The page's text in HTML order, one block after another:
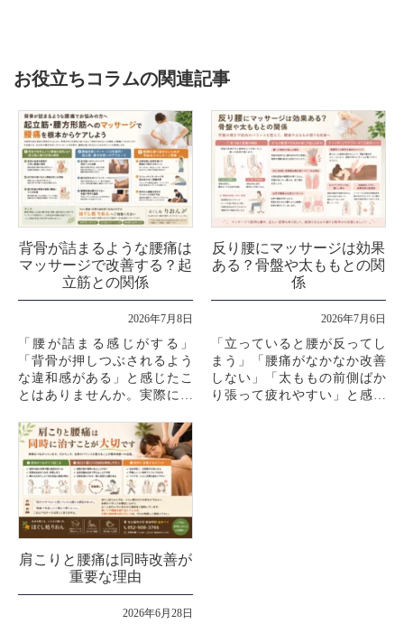
お役立ちコラムの関連記事
背骨が詰まるような腰痛は
マッサージで改善する？起
立筋との関係
2026年7月8日
「腰が詰まる感じがする」
「背骨が押しつぶされるよう
な違和感がある」と感じたこ
とはありませんか。実際には
ケースは多くありませんが、
腰まわりの筋肉が硬くなるこ
とで、そのよ...
反り腰にマッサージは効果
ある？骨盤や太ももとの関
係
2026年7月6日
「立っていると腰が反ってし
まう」「腰痛がなかなか改善
しない」「太ももの前側ばか
り張って疲れやすい」と感じ
肩こりと腰痛は同時改善が
重要な理由
2026年6月28日